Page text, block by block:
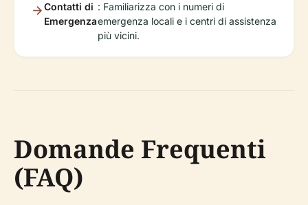
Contatti di
Emergenza
: Familiarizza con i numeri di
emergenza locali e i centri di assistenza
più vicini.
Domande Frequenti
(FAQ)